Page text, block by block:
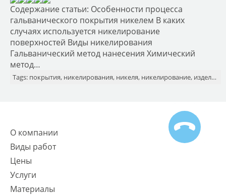
Содержание статьи: Особенности процесса
гальванического покрытия никелем В каких
случаях используется никелирование
поверхностей Виды никелирования
Гальванический метод нанесения Химический
метод…
Tags: покрытия, никелирования, никеля, никелирование, изделия, покрытие
О компании
Виды работ
Цены
Услуги
Материалы